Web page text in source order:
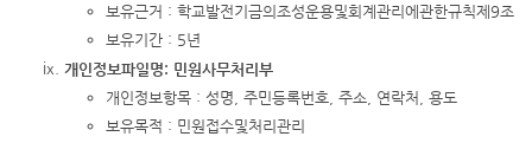
보유근거 : 학교발전기금의조성운용및회계관리에관한규칙제9조
보유기간 : 5년
개인정보파일명: 민원사무처리부
개인정보항목 : 성명, 주민등록번호, 주소, 연락처, 용도
보유목적 : 민원접수및처리관리